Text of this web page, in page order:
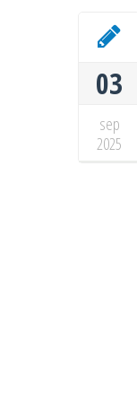
03
sep
2025